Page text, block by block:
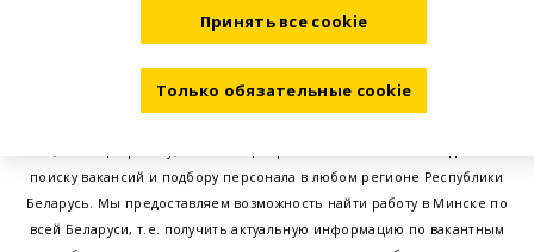
поиску вакансий и подбору персонала в любом регионе Республики
Беларусь. Мы предоставляем возможность найти работу в Минске по
всей Беларуси, т.е. получить актуальную информацию по вакантным
Принять все cookie
Только обязательные cookie